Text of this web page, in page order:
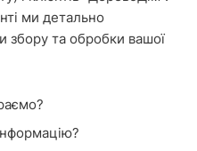
ми детально
збору та обробки вашої